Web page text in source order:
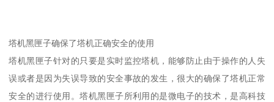
塔机黑匣子确保了塔机正确安全的使用
塔机黑匣子针对的只要是实时监控塔机，能够防止由于操作的人失
误或者是因为失误导致的安全事故的发生，很大的确保了塔机正常
安全的进行使用。塔机黑匣子所利用的是微电子的技术，是高科技